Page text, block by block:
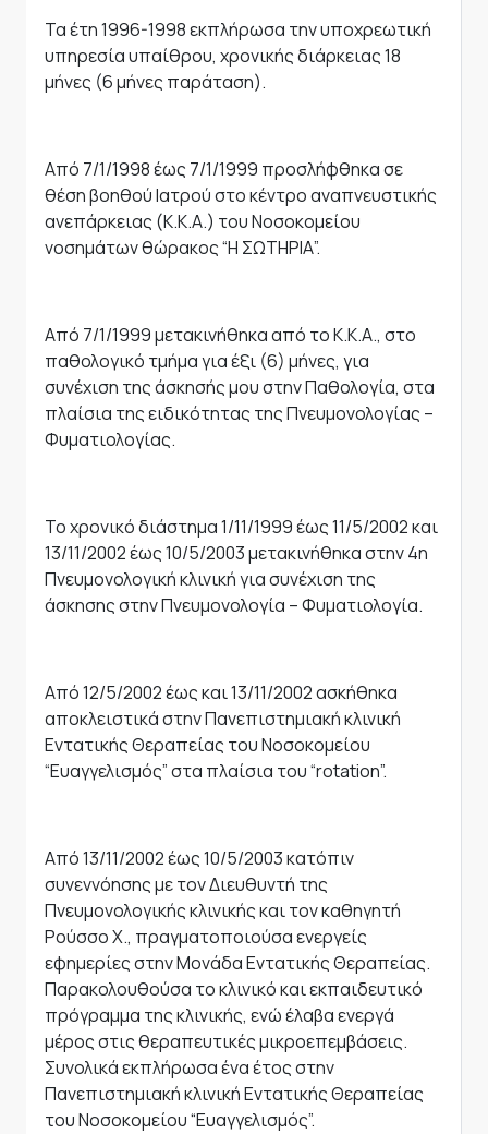
Τα έτη 1996-1998 εκπλήρωσα την υποχρεωτική
υπηρεσία υπαίθρου, χρονικής διάρκειας 18
μήνες (6 μήνες παράταση).
Από 7/1/1998 έως 7/1/1999 προσλήφθηκα σε
θέση βοηθού Ιατρού στο κέντρο αναπνευστικής
ανεπάρκειας (Κ.Κ.Α.) του Νοσοκομείου
νοσημάτων θώρακος “Η ΣΩΤΗΡΙΑ”.
Από 7/1/1999 μετακινήθηκα από το Κ.Κ.Α., στο
παθολογικό τμήμα για έξι (6) μήνες, για
συνέχιση της άσκησής μου στην Παθολογία, στα
πλαίσια της ειδικότητας της Πνευμονολογίας –
Φυματιολογίας.
Το χρονικό διάστημα 1/11/1999 έως 11/5/2002 και
13/11/2002 έως 10/5/2003 μετακινήθηκα στην 4η
Πνευμονολογική κλινική για συνέχιση της
άσκησης στην Πνευμονολογία – Φυματιολογία.
Από 12/5/2002 έως και 13/11/2002 ασκήθηκα
αποκλειστικά στην Πανεπιστημιακή κλινική
Εντατικής Θεραπείας του Νοσοκομείου
“Ευαγγελισμός” στα πλαίσια του “rotation”.
Από 13/11/2002 έως 10/5/2003 κατόπιν
συνεννόησης με τον Διευθυντή της
Πνευμονολογικής κλινικής και τον καθηγητή
Ρούσσο Χ., πραγματοποιούσα ενεργείς
εφημερίες στην Μονάδα Εντατικής Θεραπείας.
Παρακολουθούσα το κλινικό και εκπαιδευτικό
πρόγραμμα της κλινικής, ενώ έλαβα ενεργά
μέρος στις θεραπευτικές μικροεπεμβάσεις.
Συνολικά εκπλήρωσα ένα έτος στην
Πανεπιστημιακή κλινική Εντατικής Θεραπείας
του Νοσοκομείου “Ευαγγελισμός”.